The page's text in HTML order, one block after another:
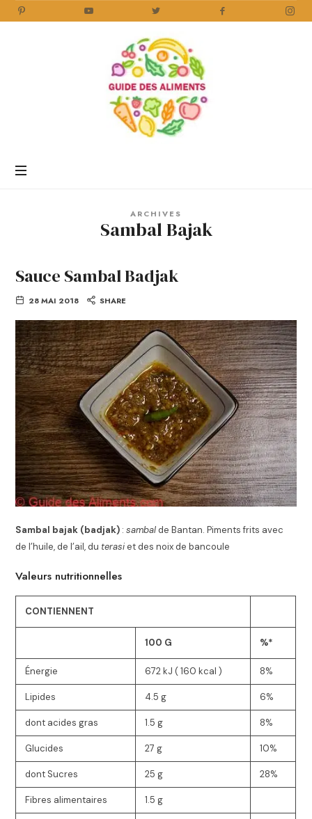
Aliments
ARCHIVES
Sambal Bajak
Sauce Sambal Badjak
28 MAI 2018 SHARE
Sambal bajak (badjak) :sambalde Bantan. Piments frits avec
de l’huile, de l’ail, du terasiet des noix de bancoule
Valeurs nutritionnelles
CONTIENNENT
100 G %*
Énergie 672 kJ ( 160 kcal ) 8%
Lipides 4.5 g 6%
dont acides gras 1.5 g 8%
Glucides 27 g 10%
dont Sucres 25 g 28%
Fibres alimentaires 1.5 g